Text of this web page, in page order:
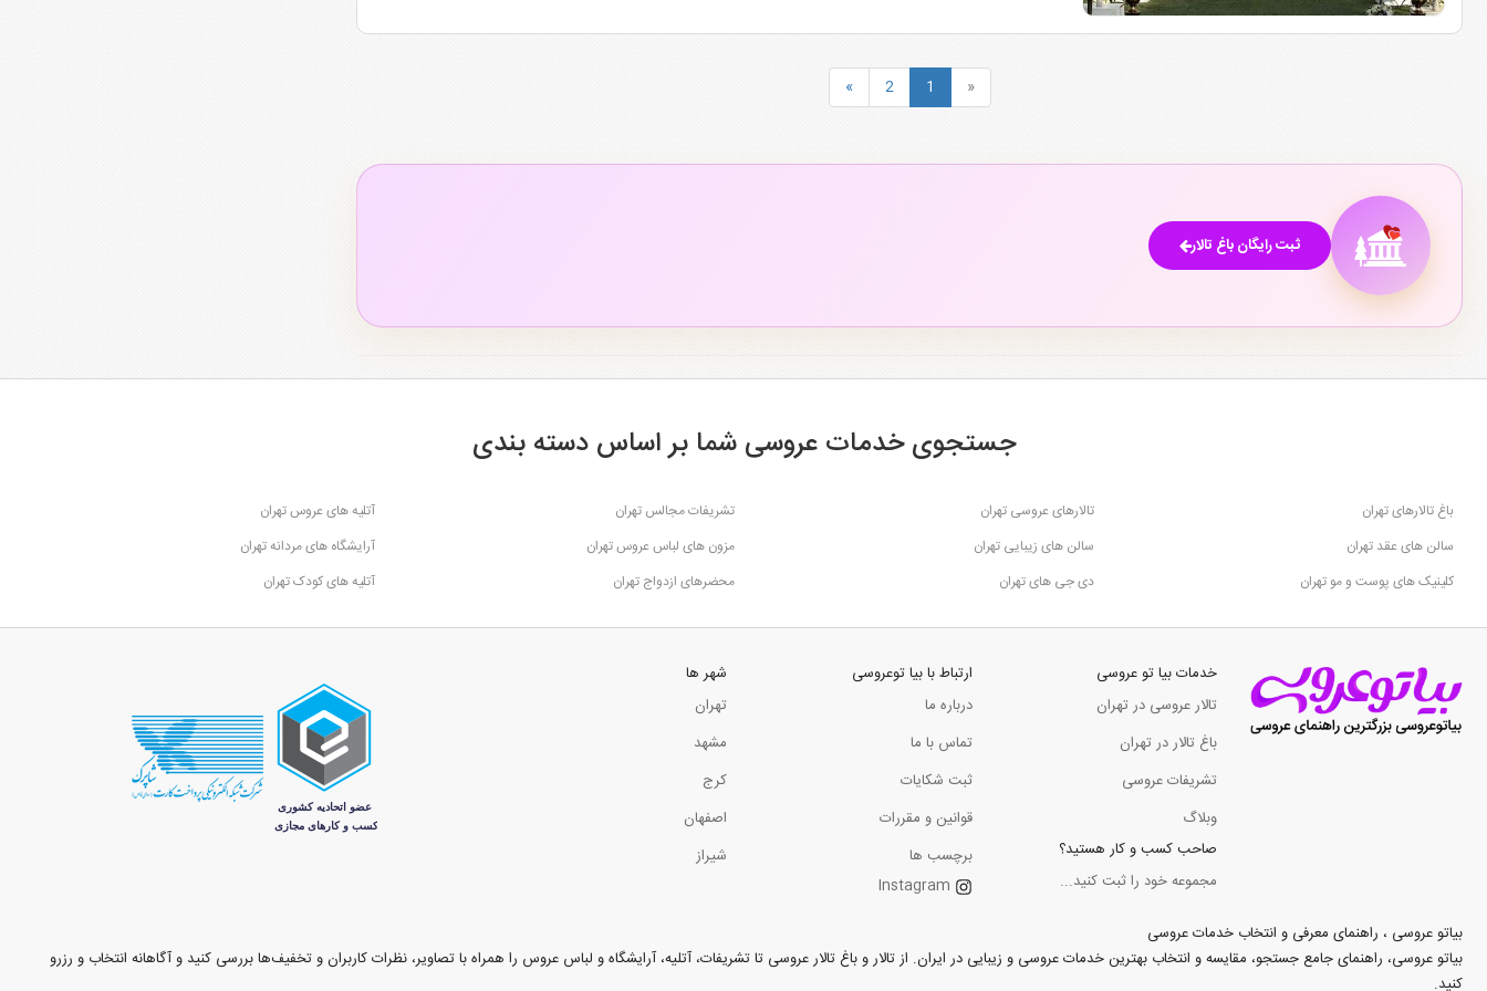
باغ تشریفات میراکل در نیاوران گرمدره تهران یکی از گزینه‌های مناسب برای برگزاری مراسم‌های لوکس با ظرفیت 50 تا 500 نفر است. این مجموعه دارای فضای اختصاصی برای عقد، پذیرایی، موسیقی و طراحی مراسم است.
این مجموعه با ظرفیت 50 تا 400 مهمان، امکاناتی مانند اتاق عقد، عقد آریایی، کترینگ اختصاصی، موزیک زنده، نورپردازی، آتش‌بازی، پارکینگ اختصاصی، گل‌آرایی و شمع‌آرایی ارائه می‌دهد.
مشاهده اطلاعات کامل باغ و تشریفات بهشاد
باغ تالار آرشان گرمدره تهران
هستند فراهم کند.
خدمات تشریفات عروسی
طراحی و دیزاین مراسم
پذیرایی و خدمات اختصاصی
مشاهده اطلاعات کامل باغ تالار آرشان
باغ تالار دشت شقایق گرمدره تهران
باغ تالار دشت شقایق یکی از مجموعه‌های باسابقه در زمینه برگزاری مراسم در گرمدره تهران است که با بیش از چهار دهه تجربه، خدمات برگزاری عروسی، جشن‌ها، همایش‌ها و مراسم‌های مختلف را ارائه می‌دهد.
این باغ تالار در محدوده چیتگر گرمدره تهران واقع شده و با فضای مناسب، امکانات پذیرایی و خدمات تشریفاتی، یکی از گزینه‌های محبوب برای افرادی است که به دنبال باغ تالار در غرب گرمدره تهران هستند.
موقعیت مناسب در محدوده چیتگر
امکان برگزاری مراسم‌های مختلف
مشاهده اطلاعات کامل باغ تالار دشت شقایق
«
1
2
»
ثبت رایگان باغ تالار
جستجوی خدمات عروسی شما بر اساس دسته بندی
باغ تالارهای تهران تالارهای عروسی تهران تشریفات مجالس تهران
آتلیه های عروس تهران
سالن های عقد تهران
سالن های زیبایی تهران مزون های لباس عروس تهران
آرایشگاه های مردانه تهران
کلینیک های پوست و مو تهران
دی جی های تهران محضرهای ازدواج تهران آتلیه های کودک تهران
خدمات بیا تو عروسی
تالار عروسی در تهران
باغ تالار در تهران
تشریفات عروسی
وبلاگ
صاحب کسب و کار هستید؟
مجموعه خود را ثبت کنید...
ارتباط با بیا توعروسی
درباره ما
تماس با ما
ثبت شکایات
قوانین و مقررات
برچسب ها
Instagram
شهر ها
تهران
مشهد
کرج
اصفهان
شیراز
بیاتو عروسی ، راهنمای معرفی و انتخاب خدمات عروسی
بیاتو عروسی، راهنمای جامع جستجو، مقایسه و انتخاب بهترین خدمات عروسی و زیبایی در ایران. از تالار و باغ تالار عروسی تا تشریفات، آتلیه، آرایشگاه و لباس عروس را همراه با تصاویر، نظرات کاربران و تخفیف‌ها بررسی کنید و آگاهانه انتخاب و رزرو
کنید.